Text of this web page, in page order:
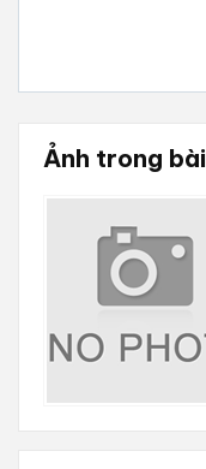
Ảnh trong bài